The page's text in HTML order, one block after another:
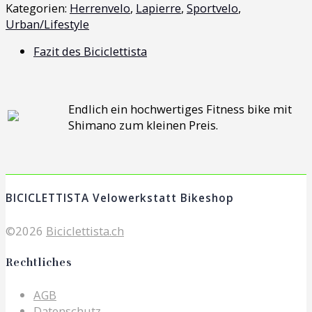
3.0
Disc
Kategorien: Herrenvelo, Lapierre, Sportvelo,
Urban/Lifestyle
Fazit des Biciclettista
Endlich ein hochwertiges Fitness bike mit
Shimano zum kleinen Preis.
BICICLETTISTA Velowerkstatt Bikeshop
©2026 Biciclettista.ch
Rechtliches
AGB